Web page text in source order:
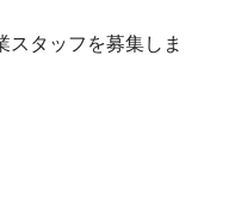
タッフを募集しま